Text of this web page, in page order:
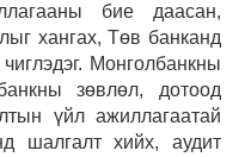
бие даасан,
хангах, Төв банканд
чиглэдэг. Монголбанкны
зөвлөл, дотоод
үйл ажиллагаатай
шалгалт хийх, аудит